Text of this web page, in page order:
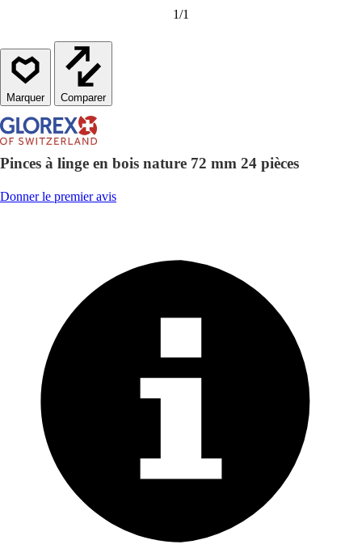
1/1
Comparer
Pinces à linge en bois nature 72 mm 24 pièces
Donner le premier avis